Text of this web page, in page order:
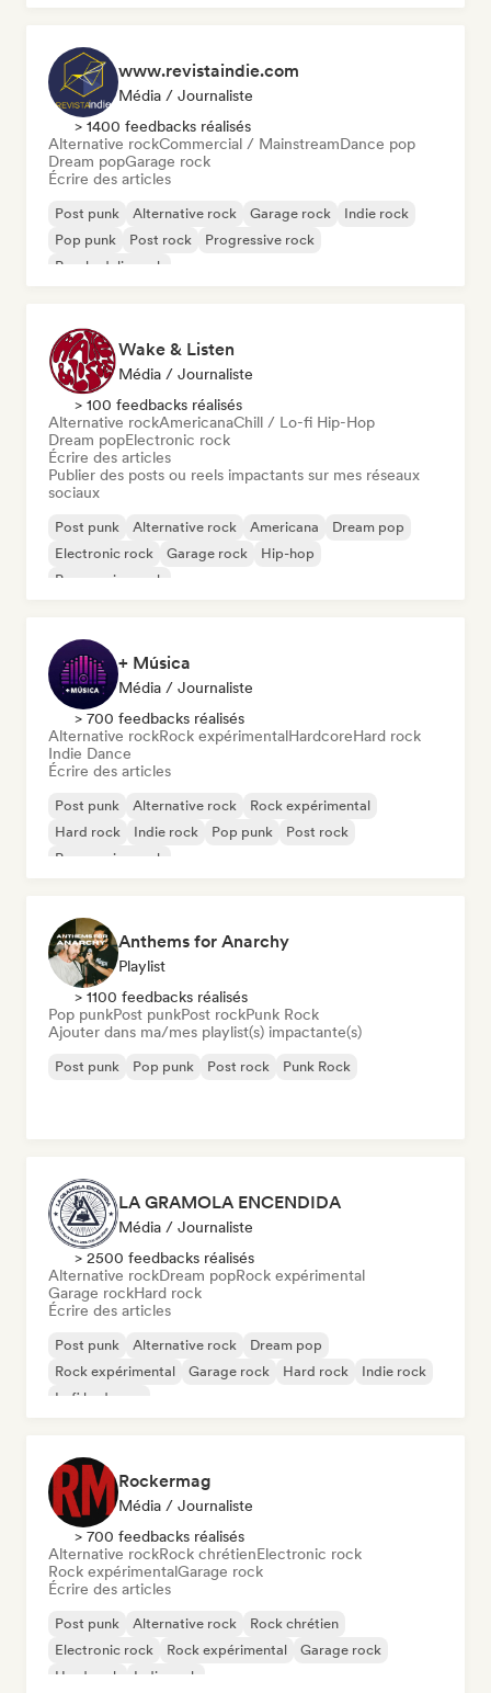
www.revistaindie.com
Média / Journaliste
> 1400 feedbacks réalisés
Alternative rockCommercial / MainstreamDance pop
Dream popGarage rock
Écrire des articles
Post punk Alternative rock Garage rock
Indie rock
Pop punk
Post rock
Progressive rock
Psychedelic rock
Wake & Listen
Média / Journaliste
> 100 feedbacks réalisés
Alternative rockAmericanaChill / Lo-fi Hip-Hop
Dream popElectronic rock
Écrire des articles
Publier des posts ou reels impactants sur mes réseaux
sociaux
Post punk Alternative rock Americana
Dream pop
Electronic rock
Garage rock
Hip-hop
Progressive rock
+ Música
Média / Journaliste
> 700 feedbacks réalisés
Alternative rockRock expérimentalHardcoreHard rock
Indie Dance
Écrire des articles
Post punk Alternative rock
Rock expérimental
Hard rock
Indie rock Pop punk
Post rock
Progressive rock
Anthems for Anarchy
Playlist
> 1100 feedbacks réalisés
Pop punkPost punkPost rockPunk Rock
Ajouter dans ma/mes playlist(s) impactante(s)
Post punk Pop punk Post rock Punk Rock
LA GRAMOLA ENCENDIDA
Média / Journaliste
> 2500 feedbacks réalisés
Alternative rockDream popRock expérimental
Garage rockHard rock
Écrire des articles
Post punk Alternative rock
Dream pop
Rock expérimental
Garage rock Hard rock
Indie rock
Lofi bedroom
Rockermag
Média / Journaliste
> 700 feedbacks réalisés
Alternative rockRock chrétienElectronic rock
Rock expérimentalGarage rock
Écrire des articles
Post punk Alternative rock
Rock chrétien
Electronic rock
Rock expérimental
Garage rock
Hard rock
Indie rock